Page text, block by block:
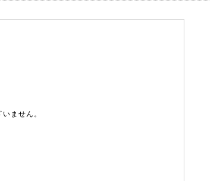
ません。